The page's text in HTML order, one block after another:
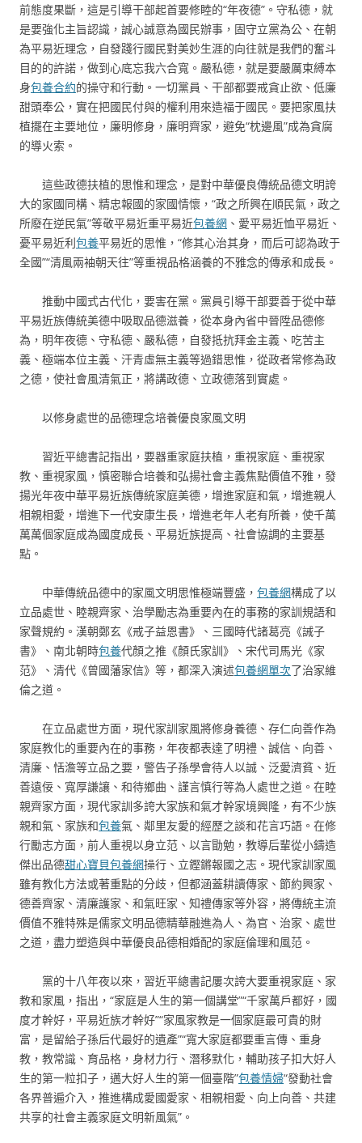
前態度果斷，這是引導干部起首要修睦的“年夜德”。守私德，就
是要強化主旨認識，誠心誠意為國民辦事，固守立黨為公、在朝
為平易近理念，自發踐行國民對美妙生涯的向往就是我們的奮斗
目的的許諾，做到心底忘我六合寬。嚴私德，就是要嚴厲束縛本
身包養合約的操守和行動。一切黨員、干部都要戒貪止欲、低廉
甜頭奉公，實在把國民付與的權利用來造福于國民。要把家風扶
植擺在主要地位，廉明修身，廉明齊家，避免“枕邊風”成為貪腐
的導火索。
這些政德扶植的思惟和理念，是對中華優良傳統品德文明誇
大的家國同構、精忠報國的家國情懷，“政之所興在順民氣，政之
所廢在逆民氣”等敬平易近重平易近包養網 、愛平易近恤平易近、
憂平易近利包養平易近的思惟，“修其心治其身，而后可認為政于
全國”“清風兩袖朝天往”等重視品格涵養的不雅念的傳承和成長。
推動中國式古代化，要害在黨。黨員引導干部要善于從中華
平易近族傳統美德中吸取品德滋養，從本身內省中晉陞品德修
為，明年夜德、守私德、嚴私德，自發抵抗拜金主義、吃苦主
義、極端本位主義、汗青虛無主義等過錯思惟，從政者常修為政
之德，使社會風清氣正，將講政德、立政德落到實處。
以修身處世的品德理念培養優良家風文明
習近平總書記指出，要器重家庭扶植，重視家庭、重視家
教、重視家風，慎密聯合培養和弘揚社會主義焦點價值不雅，發
揚光年夜中華平易近族傳統家庭美德，增進家庭和氣，增進親人
相親相愛，增進下一代安康生長，增進老年人老有所養，使千萬
萬萬個家庭成為國度成長、平易近族提高、社會協調的主要基
點。
中華傳統品德中的家風文明思惟極端豐盛， 包養網構成了以
立品處世、睦親齊家、治學勵志為重要內在的事務的家訓規語和
家聲規約。漢朝鄭玄《戒子益恩書》、三國時代諸葛亮《誡子
書》、南北朝時包養代顏之推《顏氏家訓》、宋代司馬光《家
范》、清代《曾國藩家信》等，都深入演述包養網單次了治家維
倫之道。
在立品處世方面，現代家訓家風將修身養德、存仁向善作為
家庭教化的重要內在的事務，年夜都表達了明禮、誠信、向善、
清廉、恬澹等立品之要，警告子孫學會待人以誠、泛愛濟貧、近
善遠佞、寬厚謙讓、和待鄉曲、謹言慎行等為人處世之道。在睦
親齊家方面，現代家訓多誇大家族和氣才幹家境興隆，有不少族
親和氣、家族和包養氣、鄰里友愛的經歷之談和花言巧語。在修
行勵志方面，前人重視以身立范、以言勖勉，教導后輩從小鑄造
傑出品德甜心寶貝包養網操行、立鏗鏘報國之志。現代家訓家風
雖有教化方法或著重點的分歧，但都涵蓋耕讀傳家、節約興家、
德善齊家、清廉護家、和氣旺家、知禮傳家等外容，將傳統主流
價值不雅特殊是儒家文明品德精華融進為人、為官、治家、處世
之道，盡力塑造與中華優良品德相婚配的家庭倫理和風范。
黨的十八年夜以來，習近平總書記屢次誇大要重視家庭、家
教和家風，指出，“家庭是人生的第一個講堂”“千家萬戶都好，國
度才幹好，平易近族才幹好”“家風家教是一個家庭最可貴的財
富，是留給子孫后代最好的遺產”“寬大家庭都要重言傳、重身
教，教常識、育品格，身材力行、潛移默化，輔助孩子扣大好人
生的第一粒扣子，邁大好人生的第一個臺階”包養情婦“發動社會
各界普遍介入，推進構成愛國愛家、相親相愛、向上向善、共建
共享的社會主義家庭文明新風氣”。